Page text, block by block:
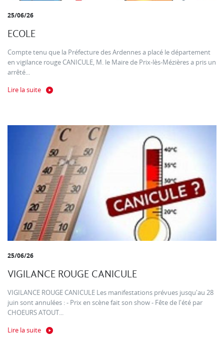
25/06/26
ECOLE
Compte tenu que la Préfecture des Ardennes a placé le département
en vigilance rouge CANICULE, M. le Maire de Prix-lès-Mézières a pris un
arrêté...
Lire la suite
25/06/26
VIGILANCE ROUGE CANICULE
VIGILANCE ROUGE CANICULE Les manifestations prévues jusqu'au 28
juin sont annulées : - Prix en scène fait son show - Fête de l'été par
CHOEURS ATOUT...
Lire la suite